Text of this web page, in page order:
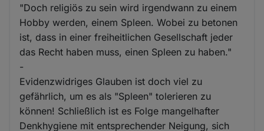
"Doch religiös zu sein wird irgendwann zu einem
Hobby werden, einem Spleen. Wobei zu betonen
ist, dass in einer freiheitlichen Gesellschaft jeder
das Recht haben muss, einen Spleen zu haben."
-
Evidenzwidriges Glauben ist doch viel zu
gefährlich, um es als "Spleen" tolerieren zu
können! Schließlich ist es Folge mangelhafter
Denkhygiene mit entsprechender Neigung, sich